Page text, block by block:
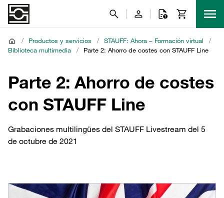
/ Productos y servicios / STAUFF: Ahora – Formación virtual
/
Biblioteca multimedia
/ Parte 2: Ahorro de costes con STAUFF Line
Parte 2: Ahorro de costes
con STAUFF Line
Grabaciones multilingües del STAUFF Livestream del 5
de octubre de 2021